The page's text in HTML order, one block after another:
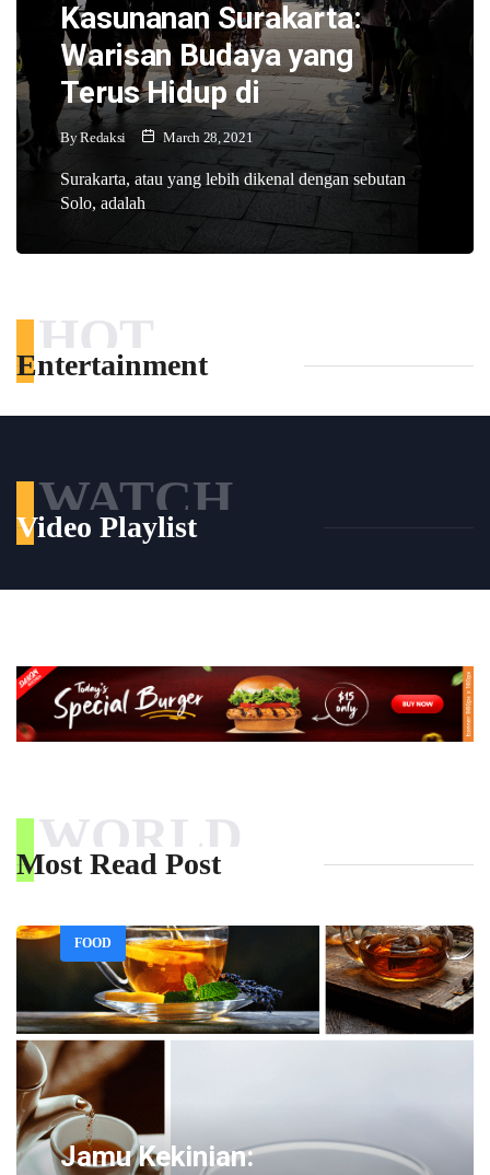
Kasunanan Surakarta:
Warisan Budaya yang
Terus Hidup di
Surakarta, atau yang lebih dikenal dengan sebutan
Solo, adalah
ByRedaksi March 28, 2021
HOT
Entertainment
WATCH
Video Playlist
WORLD
Most Read Post
FOOD
Jamu Kekinian: